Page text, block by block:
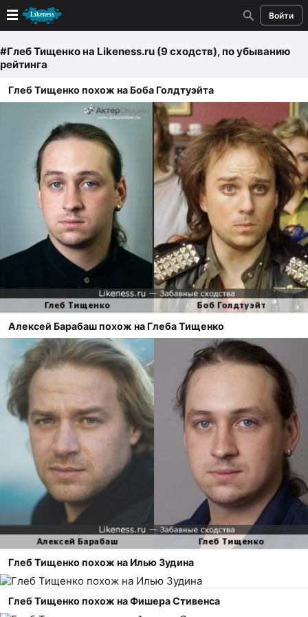
Войти
Новые
Лучшие
Голосование
Кандидаты
Случайное сходство 👍
Создать сходство
Для публикации необходима авторизация
#Глеб Тищенкона Likeness.ru (9 сходств), по убыванию
рейтинга
Глеб Тищенко похож на Боба Голдтуэйта
Алексей Барабаш похож на Глеба Тищенко
Глеб Тищенко похож на Илью Зудина
Глеб Тищенко похож на Фишера Стивенса